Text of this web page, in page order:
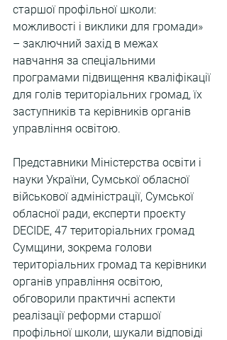
старшої профільної школи:
можливості і виклики для громади»
– заключний захід в межах
навчання за спеціальними
програмами підвищення кваліфікації
для голів територіальних громад, їх
заступників та керівників органів
управління освітою.
Представники Міністерства освіти і
науки України, Сумської обласної
військової адміністрації, Сумської
обласної ради, експерти проєкту
DECIDE, 47 територіальних громад
Сумщини, зокрема голови
територіальних громад та керівники
органів управління освітою,
обговорили практичні аспекти
реалізації реформи старшої
профільної школи, шукали відповіді